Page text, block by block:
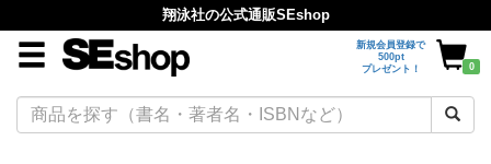
翔泳社の公式通販SEshop
新規会員登録で
500pt
プレゼント！
0